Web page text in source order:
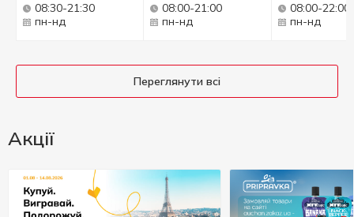
08:30-21:30
пн-нд
08:00-21:00
пн-нд
08:00-22:00
пн-нд
Переглянути всі
Акції